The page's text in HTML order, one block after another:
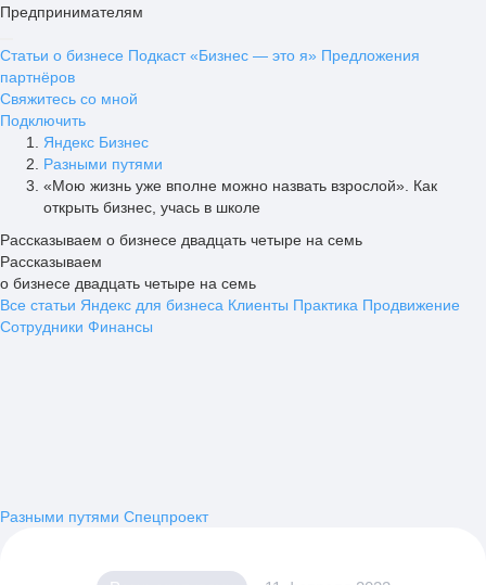
Предпринимателям
Статьи о бизнесе Подкаст «Бизнес — это я» Предложения
партнёров
Свяжитесь со мной
Подключить
Яндекс Бизнес
Разными путями
«Мою жизнь уже вполне можно назвать взрослой». Как
открыть бизнес, учась в школе
Рассказываем о бизнесе двадцать четыре на семь
Рассказываем
о бизнесе двадцать четыре на семь
Все статьи Яндекс для бизнеса Клиенты Практика Продвижение
Сотрудники Финансы
Разными путями Спецпроект